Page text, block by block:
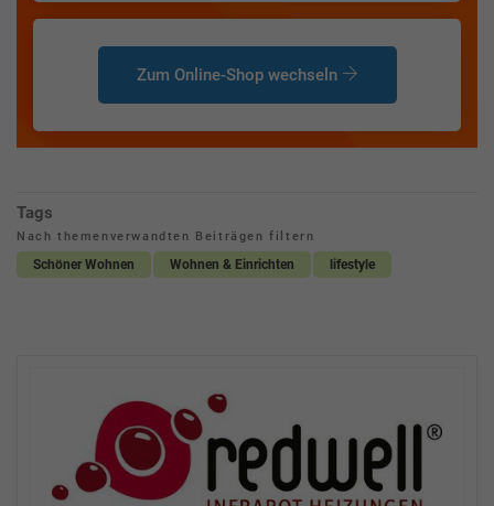
Zum Online-Shop wechseln
Tags
Nach themenverwandten Beiträgen filtern
Schöner Wohnen Wohnen & Einrichten lifestyle